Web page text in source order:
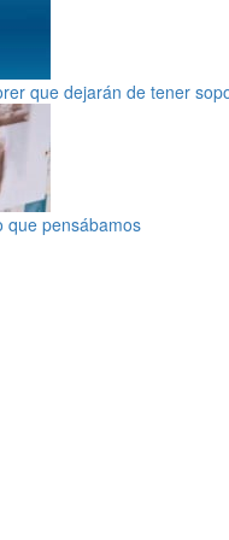
que dejarán de tener
que pensábamos